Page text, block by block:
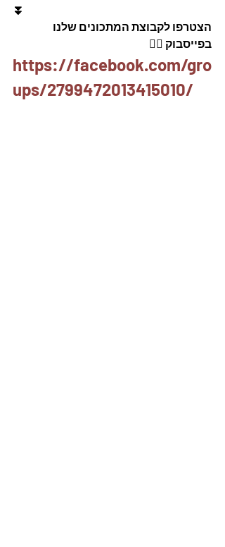
⏬
הצטרפו לקבוצת המתכונים שלנו
בפייסבוק 👇🏽
https://facebook.com/gro
ups/2799472013415010/